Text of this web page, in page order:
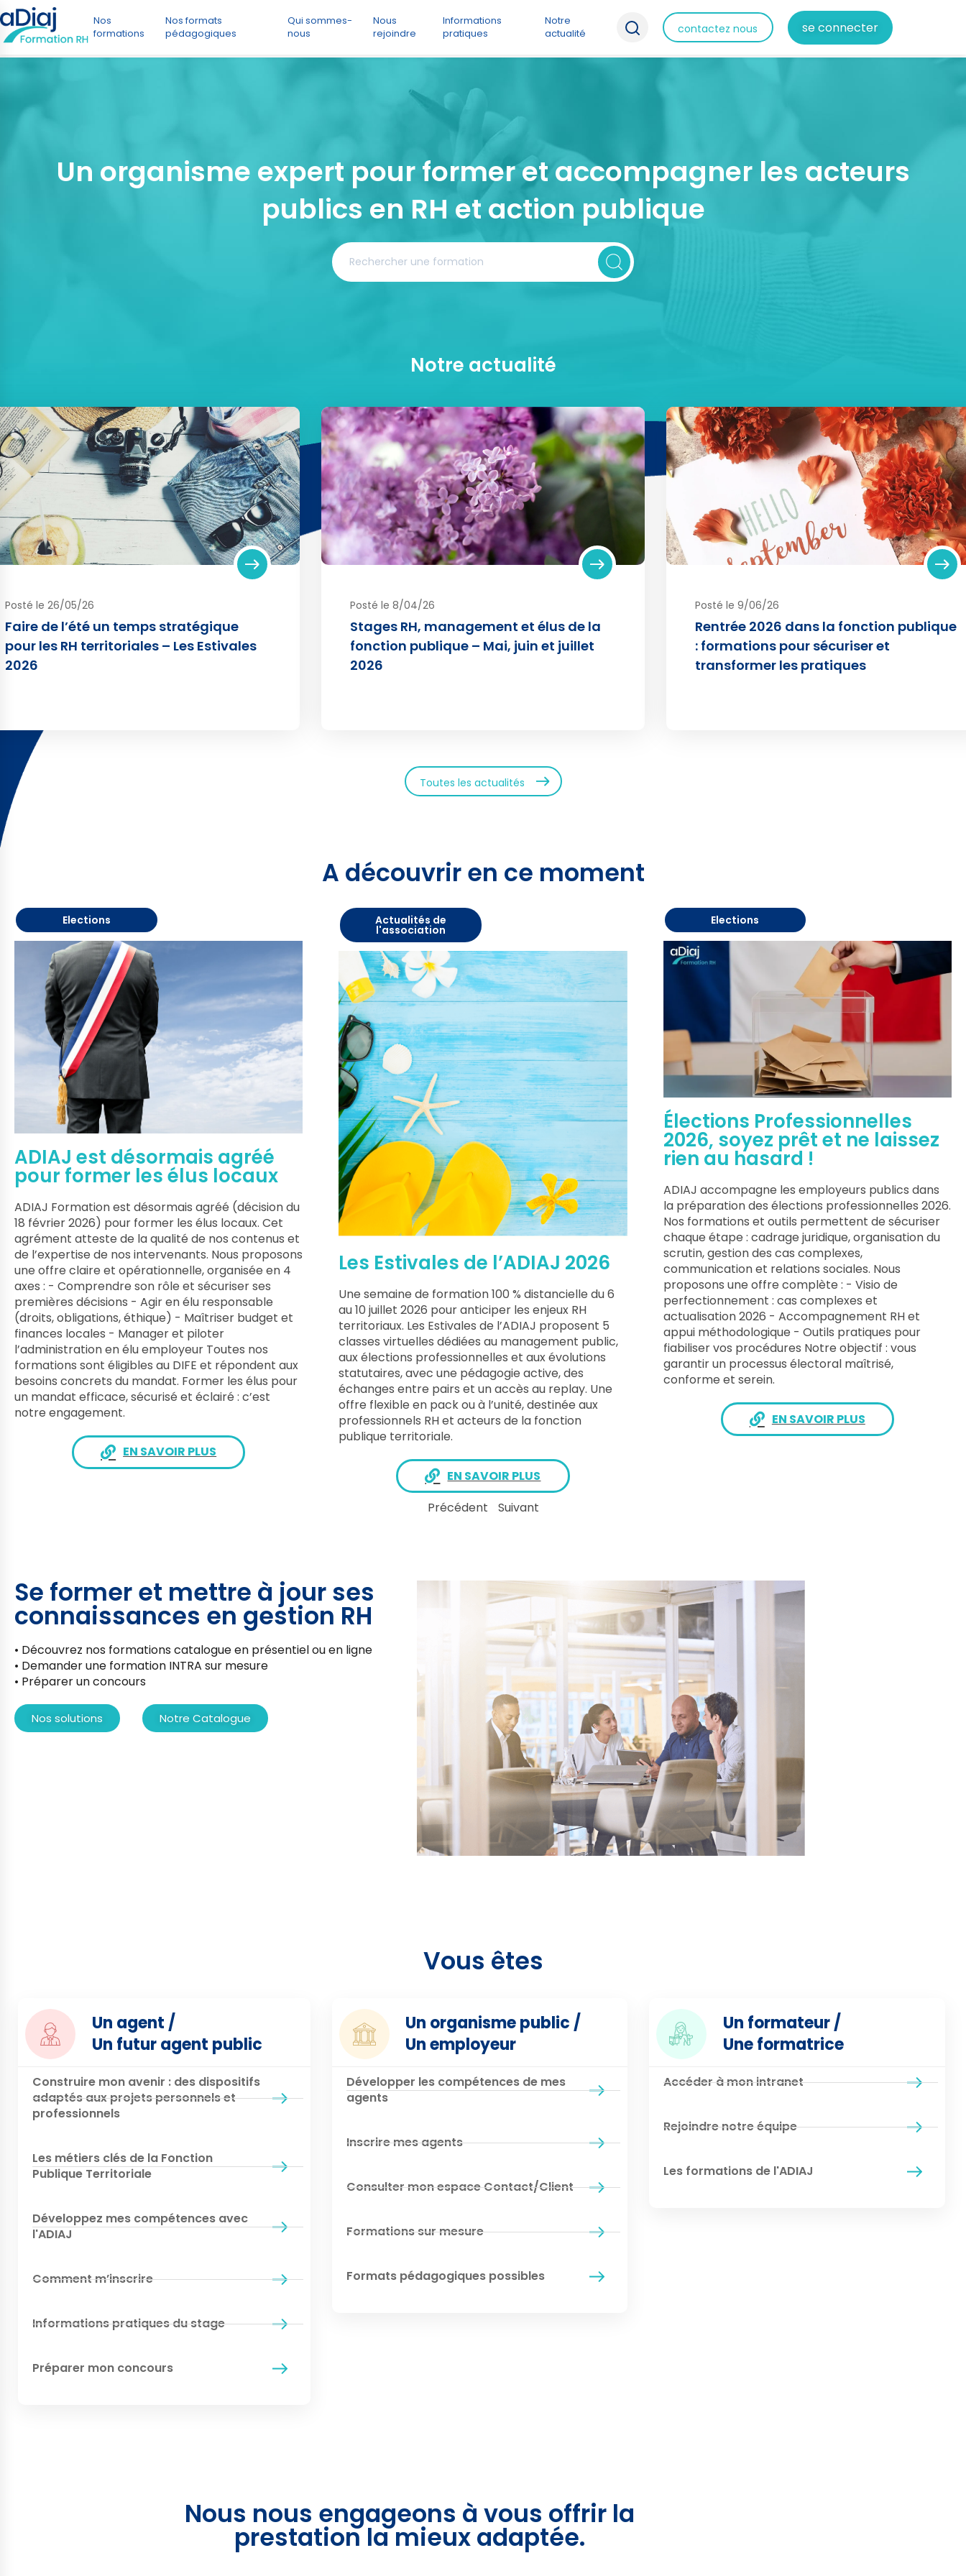
Nos
formations
Nos formats
pédagogiques
Qui sommes-
nous
Nous
rejoindre
Informations
pratiques
Notre
actualité
contactez nous se connecter
Un organisme expert pour former et accompagner les acteurs
publics en RH et action publique
Notre actualité
Posté le 26/05/26
Faire de l’été un temps stratégique
pour les RH territoriales – Les Estivales
2026
Posté le 8/04/26
Stages RH, management et élus de la
fonction publique – Mai, juin et juillet
2026
Posté le 9/06/26
Rentrée 2026 dans la fonction publique
: formations pour sécuriser et
transformer les pratiques
Toutes les actualités
A découvrir en ce moment
Elections
ADIAJ est désormais agréé
pour former les élus locaux
ADIAJ Formation est désormais agréé (décision du
18 février 2026) pour former les élus locaux. Cet
agrément atteste de la qualité de nos contenus et
de l’expertise de nos intervenants. Nous proposons
une offre claire et opérationnelle, organisée en 4
axes : - Comprendre son rôle et sécuriser ses
premières décisions - Agir en élu responsable
(droits, obligations, éthique) - Maîtriser budget et
finances locales - Manager et piloter
l’administration en élu employeur Toutes nos
formations sont éligibles au DIFE et répondent aux
besoins concrets du mandat. Former les élus pour
un mandat efficace, sécurisé et éclairé : c’est
notre engagement.
EN SAVOIR PLUS
Actualités de
l'association
Les Estivales de l’ADIAJ 2026
Une semaine de formation 100 % distancielle du 6
au 10 juillet 2026 pour anticiper les enjeux RH
territoriaux. Les Estivales de l’ADIAJ proposent 5
classes virtuelles dédiées au management public,
aux élections professionnelles et aux évolutions
statutaires, avec une pédagogie active, des
échanges entre pairs et un accès au replay. Une
offre flexible en pack ou à l’unité, destinée aux
professionnels RH et acteurs de la fonction
publique territoriale.
EN SAVOIR PLUS
Elections
Élections Professionnelles
2026, soyez prêt et ne laissez
rien au hasard !
ADIAJ accompagne les employeurs publics dans
la préparation des élections professionnelles 2026.
Nos formations et outils permettent de sécuriser
chaque étape : cadrage juridique, organisation du
scrutin, gestion des cas complexes,
communication et relations sociales. Nous
proposons une offre complète : - Visio de
perfectionnement : cas complexes et
actualisation 2026 - Accompagnement RH et
appui méthodologique - Outils pratiques pour
fiabiliser vos procédures Notre objectif : vous
garantir un processus électoral maîtrisé,
conforme et serein.
EN SAVOIR PLUS
Précédent Suivant
Se former et mettre à jour ses
connaissances en gestion RH
• Découvrez nos formations catalogue en présentiel ou en ligne
• Demander une formation INTRA sur mesure
• Préparer un concours
Nos solutions Notre Catalogue
Vous êtes
Un agent /
Un futur agent public
Construire mon avenir : des dispositifs
adaptés aux projets personnels et
professionnels
Les métiers clés de la Fonction
Publique Territoriale
Développez mes compétences avec
l'ADIAJ
Comment m’inscrire
Informations pratiques du stage
Préparer mon concours
Un organisme public /
Un employeur
Développer les compétences de mes
agents
Inscrire mes agents
Consulter mon espace Contact/Client
Formations sur mesure
Formats pédagogiques possibles
Un formateur /
Une formatrice
Accéder à mon intranet
Rejoindre notre équipe
Les formations de l'ADIAJ
Nous nous engageons à vous offrir la
prestation la mieux adaptée.